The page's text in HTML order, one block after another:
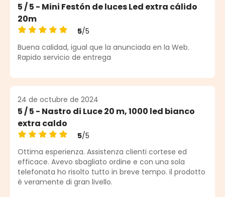
5 / 5 - Mini Festón de luces Led extra cálido
20m
Calificación promedio de 5 de 5 estrellas
5/5
Buena calidad, igual que la anunciada en la Web.
Rapido servicio de entrega
24 de octubre de 2024
5 / 5 - Nastro di Luce 20 m, 1000 led bianco
extra caldo
Calificación promedio de 5 de 5 estrellas
5/5
Ottima esperienza. Assistenza clienti cortese ed
efficace. Avevo sbagliato ordine e con una sola
telefonata ho risolto tutto in breve tempo. il prodotto
è veramente di gran livello.